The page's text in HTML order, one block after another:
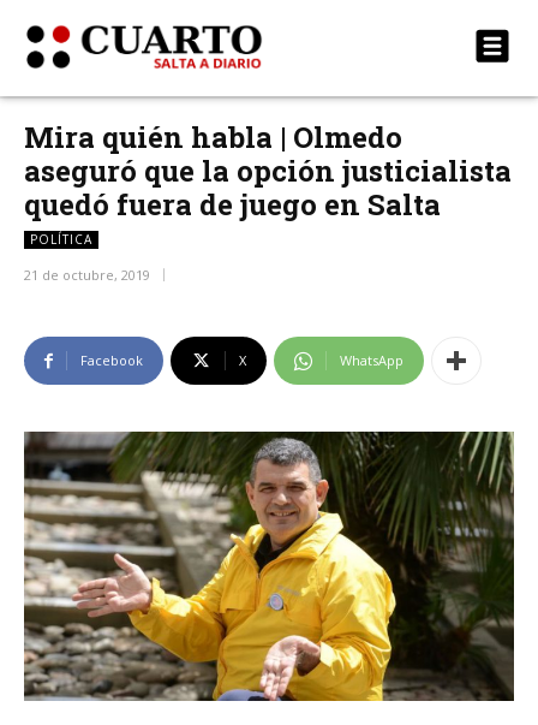
Mira quién habla | Olmedo
aseguró que la opción justicialista
quedó fuera de juego en Salta
POLÍTICA
21 de octubre, 2019
Facebook X WhatsApp